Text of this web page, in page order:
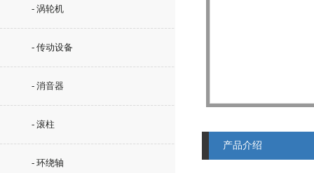
- 涡轮机
- 传动设备
- 消音器
- 滚柱
- 环绕轴
产品介绍